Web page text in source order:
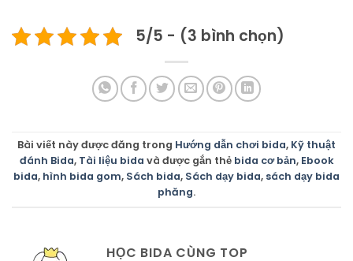
5/5 - (3 bình chọn)
Bài viết này được đăng trong Hướng dẫn chơi bida, Kỹ thuật
đánh Bida, Tài liệu bida và được gắn thẻ bida cơ bản, Ebook
bida, hình bida gom, Sách bida, Sách dạy bida, sách dạy bida
phăng.
HỌC BIDA CÙNG TOP